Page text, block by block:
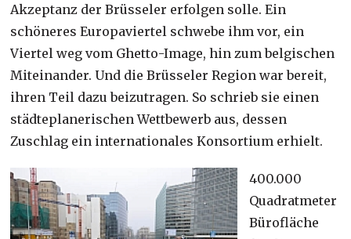
Akzeptanz der Brüsseler erfolgen solle. Ein
schöneres Europaviertel schwebe ihm vor, ein
Viertel weg vom Ghetto-Image, hin zum belgischen
Miteinander. Und die Brüsseler Region war bereit,
ihren Teil dazu beizutragen. So schrieb sie einen
städteplanerischen Wettbewerb aus, dessen
Zuschlag ein internationales Konsortium erhielt.
400.000
Quadratmeter
Bürofläche